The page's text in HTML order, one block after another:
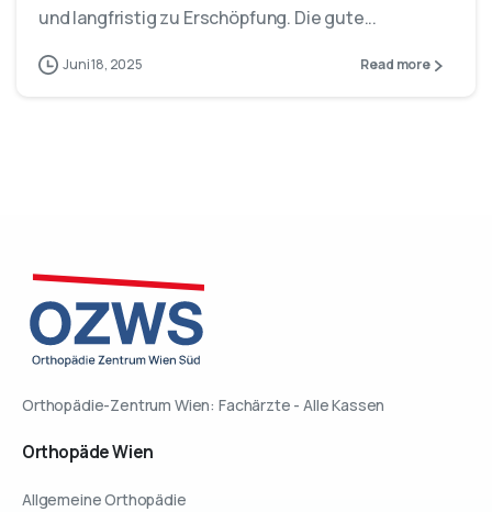
und langfristig zu Erschöpfung. Die gute...
Juni 18, 2025 Read more
Orthopädie-Zentrum Wien: Fachärzte - Alle Kassen
OrthopädeWien
Allgemeine Orthopädie